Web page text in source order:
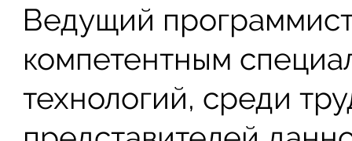
Ведущий
компетентным
технологий, среди